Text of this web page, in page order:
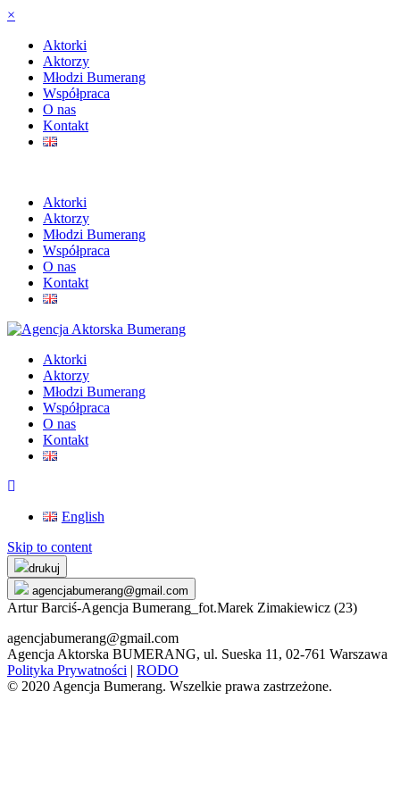
×
Aktorki
Aktorzy
Młodzi Bumerang
Współpraca
O nas
Kontakt
Aktorki
Aktorzy
Młodzi Bumerang
Współpraca
O nas
Kontakt
Aktorki
Aktorzy
Młodzi Bumerang
Współpraca
O nas
Kontakt
English
Skip to content
drukuj
agencjabumerang@gmail.com
Artur Barciś-Agencja Bumerang_fot.Marek Zimakiewicz (23)
agencjabumerang@gmail.com
Agencja Aktorska BUMERANG, ul. Sueska 11, 02-761 Warszawa
Polityka Prywatności | RODO
© 2020 Agencja Bumerang. Wszelkie prawa zastrzeżone.